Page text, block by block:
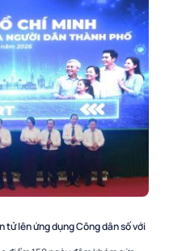
tử lên ứng dụng Công dân số với